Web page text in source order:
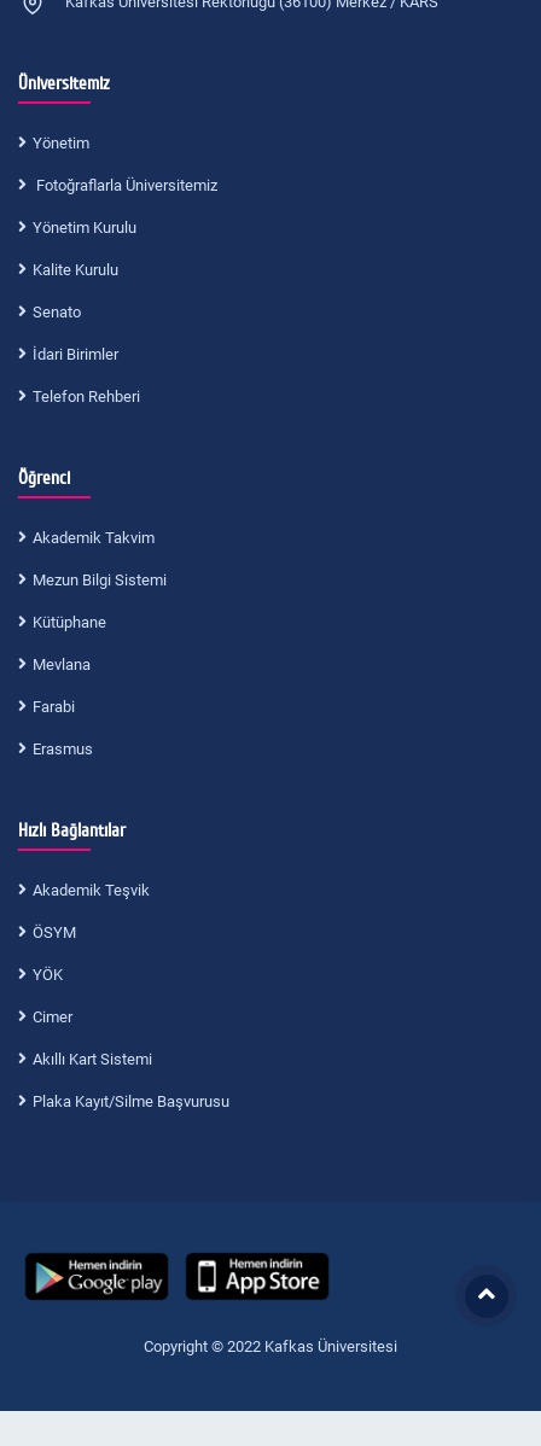
Üniversitemiz
Yönetim
Fotoğraflarla Üniversitemiz
Yönetim Kurulu
Kalite Kurulu
Senato
İdari Birimler
Telefon Rehberi
Öğrenci
Akademik Takvim
Mezun Bilgi Sistemi
Kütüphane
Mevlana
Farabi
Erasmus
Hızlı Bağlantılar
Akademik Teşvik
ÖSYM
YÖK
Cimer
Akıllı Kart Sistemi
Plaka Kayıt/Silme Başvurusu
Copyright © 2022 Kafkas Üniversitesi